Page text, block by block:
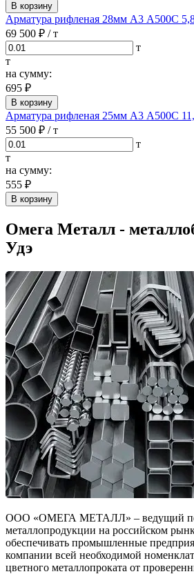
В корзину
Арматура рифленая 28мм А3 А500С
69 500 ₽ / т
т
т
на сумму:
695 ₽
В корзину
Арматура рифленая 25мм А3 А500С
55 500 ₽ / т
т
т
на сумму:
555 ₽
В корзину
Омега Металл -
Удэ
ООО «ОМЕГА МЕТАЛЛ» – ведущий
металлопродукции на российском
обеспечивать промышленные
компании всей необходимой
цветного металлопроката от